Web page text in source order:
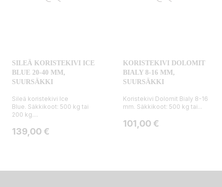
SILEÄ KORISTEKIVI ICE
BLUE 20-40 MM,
SUURSÄKKI
Sileä koristekivi Ice
Blue. Säkkikoot: 500 kg tai
200 kg....
Hinta
139,00 €
KORISTEKIVI DOLOMIT
BIALY 8-16 MM,
SUURSÄKKI
Koristekivi Dolomit Bialy 8-16
mm. Säkkikoot: 500 kg tai...
Hinta
101,00 €